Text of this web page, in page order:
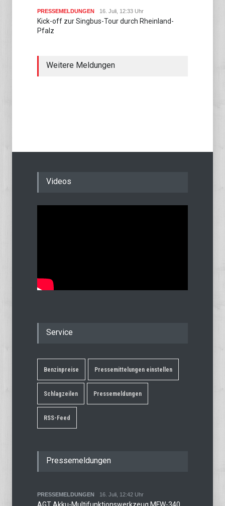
PRESSEMELDUNGEN 16. Juli, 12:33 Uhr
Kick-off zur Singbus-Tour durch Rheinland-
Pfalz
Weitere Meldungen
Videos
Service
Benzinpreise Pressemittelungen einstellen
Schlagzeilen Pressemeldungen
RSS-Feed
Pressemeldungen
PRESSEMELDUNGEN 16. Juli, 12:42 Uhr